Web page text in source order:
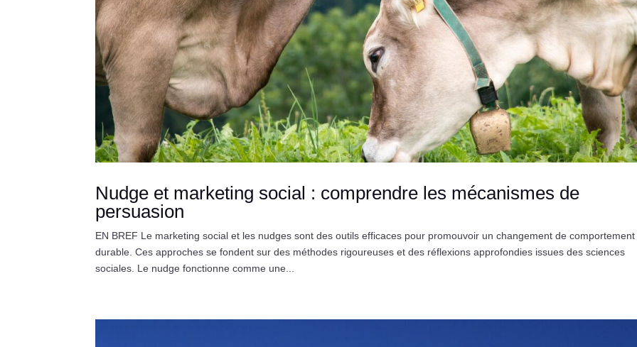
Nudge et marketing social : comprendre les mécanismes de
persuasion
EN BREF Le marketing social et les nudges sont des outils efficaces pour promouvoir un changement de comportement
durable. Ces approches se fondent sur des méthodes rigoureuses et des réflexions approfondies issues des sciences
sociales. Le nudge fonctionne comme une...